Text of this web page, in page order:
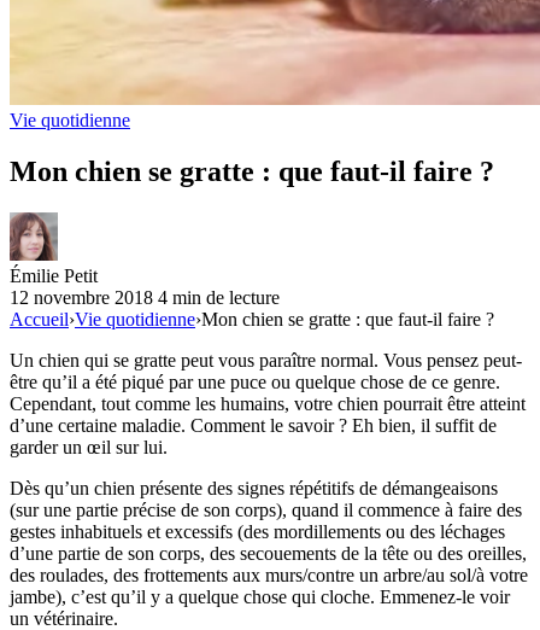
Vie quotidienne
Mon chien se gratte : que faut-il faire ?
Émilie Petit
12 novembre 2018 4 min de lecture
Accueil›Vie quotidienne›Mon chien se gratte : que faut-il faire ?
Un chien qui se gratte peut vous paraître normal. Vous pensez peut-
être qu’il a été piqué par une puce ou quelque chose de ce genre.
Cependant, tout comme les humains, votre chien pourrait être atteint
d’une certaine maladie. Comment le savoir ? Eh bien, il suffit de
garder un œil sur lui.
Dès qu’un chien présente des signes répétitifs de démangeaisons
(sur une partie précise de son corps), quand il commence à faire des
gestes inhabituels et excessifs (des mordillements ou des léchages
d’une partie de son corps, des secouements de la tête ou des oreilles,
des roulades, des frottements aux murs/contre un arbre/au sol/à votre
jambe), c’est qu’il y a quelque chose qui cloche. Emmenez-le voir
un vétérinaire.